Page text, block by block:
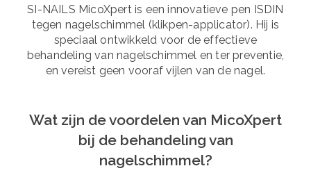
SI-NAILS MicoXpert is een innovatieve pen ISDIN
tegen nagelschimmel (klikpen-applicator). Hij is
speciaal ontwikkeld voor de effectieve
behandeling van nagelschimmel en ter preventie,
en vereist geen vooraf vijlen van de nagel.
Wat zijn de voordelen van MicoXpert
bij de behandeling van
nagelschimmel?